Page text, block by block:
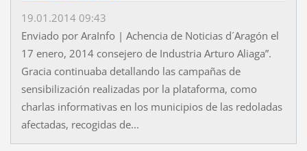
19.01.2014 09:43
Enviado por AraInfo | Achencia de Noticias d´Aragón el
17 enero, 2014 consejero de Industria Arturo Aliaga”.
Gracia continuaba detallando las campañas de
sensibilización realizadas por la plataforma, como
charlas informativas en los municipios de las redoladas
afectadas, recogidas de...